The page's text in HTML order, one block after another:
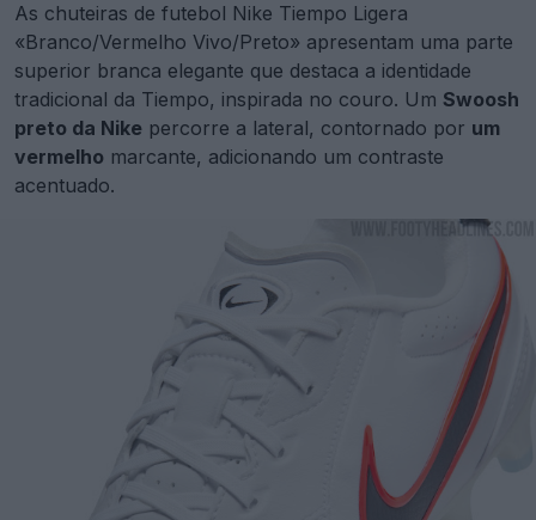
As chuteiras de futebol Nike Tiempo Ligera
«Branco/Vermelho Vivo/Preto» apresentam uma parte
superior branca elegante que destaca a identidade
tradicional da Tiempo, inspirada no couro. Um Swoosh
preto da Nike percorre a lateral, contornado por um
vermelho marcante, adicionando um contraste
acentuado.